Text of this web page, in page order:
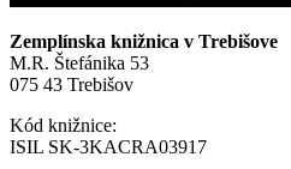
Zemplínska knižnica v Trebišove
M.R. Štefánika 53
075 43 Trebišov
Kód knižnice:
ISIL SK-3KACRA03917